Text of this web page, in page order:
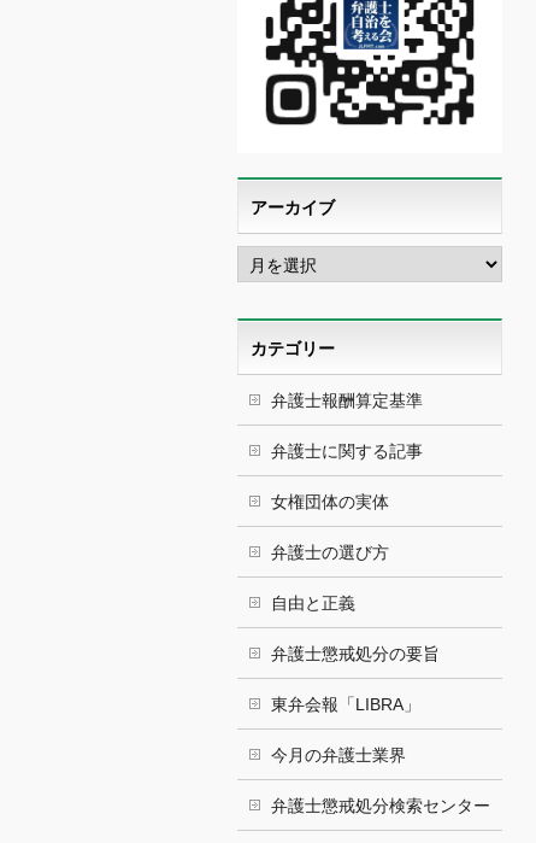
アーカイブ
ア
ー
イ
ブカテゴリー
弁護士報酬算定基準
弁護士に関する記事
女権団体の実体
弁護士の選び方
自由と正義
弁護士懲戒処分の要旨
東弁会報「LIBRA」
今月の弁護士業界
弁護士懲戒処分検索センター